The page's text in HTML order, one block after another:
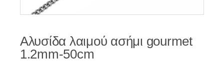
Αλυσίδα λαιμού ασήμι gourmet
1.2mm-50cm